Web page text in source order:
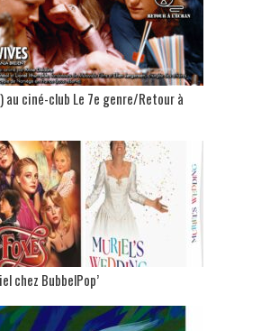
au ciné-club Le 7e genre/Retour à
chez BubbelPop’